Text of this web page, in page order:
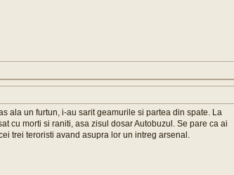
ala un furtun, i-au sarit geamurile si partea din spate. La
cu morti si raniti, asa zisul dosar Autobuzul. Se pare ca ai
trei teroristi avand asupra lor un intreg arsenal.